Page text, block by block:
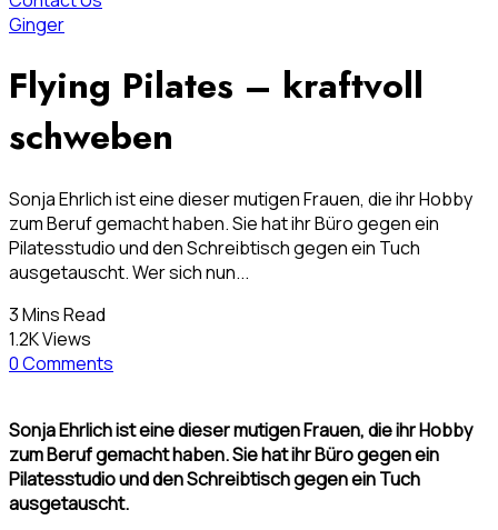
Ginger
Flying Pilates – kraftvoll
schweben
Sonja Ehrlich ist eine dieser mutigen Frauen, die ihr Hobby
zum Beruf gemacht haben. Sie hat ihr Büro gegen ein
Pilatesstudio und den Schreibtisch gegen ein Tuch
ausgetauscht. Wer sich nun...
3 Mins Read
1.2K Views
0 Comments
Sonja Ehrlich ist eine dieser mutigen Frauen, die ihr Hobby
zum Beruf gemacht haben. Sie hat ihr Büro gegen ein
Pilatesstudio und den Schreibtisch gegen ein Tuch
ausgetauscht.